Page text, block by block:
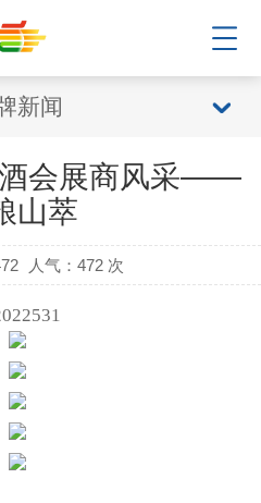
新闻
会展商风采——
山萃
人气： 472 次